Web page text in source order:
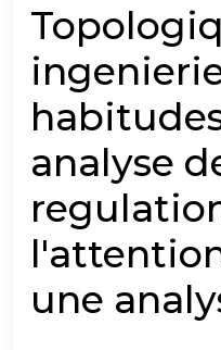
analyse
une